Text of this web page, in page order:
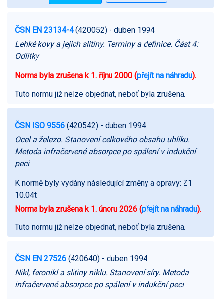
ČSN EN 23134-4(420052) - duben 1994
Lehké kovy a jejich slitiny. Termíny a definice. Část 4:
Odlitky
Norma byla zrušena k 1. říjnu 2000 (přejít na náhradu).
Tuto normu již nelze objednat, neboť byla zrušena.
ČSN ISO 9556 (420542) - duben 1994
Ocel a železo. Stanovení celkového obsahu uhlíku.
Metoda infračervené absorpce po spálení v indukční
peci
K normě byly vydány následující změny a opravy: Z1
10.04t
Norma byla zrušena k 1. únoru 2026 (přejít na náhradu).
Tuto normu již nelze objednat, neboť byla zrušena.
ČSN EN 27526 (420640) - duben 1994
Nikl, feronikl a slitiny niklu. Stanovení síry. Metoda
infračervené absorpce po spálení v indukční peci